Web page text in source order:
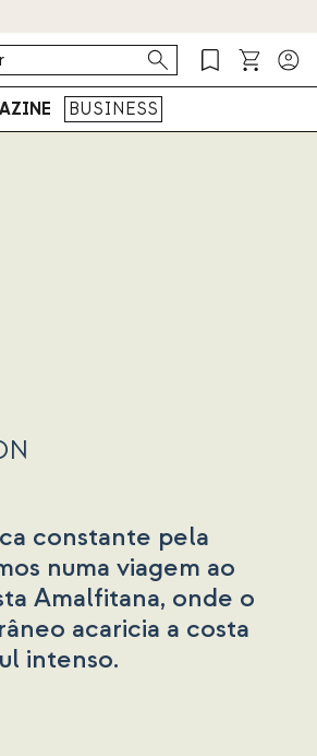
BUSINESS
constante pela
numa viagem ao
Amalfitana, onde o
acaricia a costa
intenso.